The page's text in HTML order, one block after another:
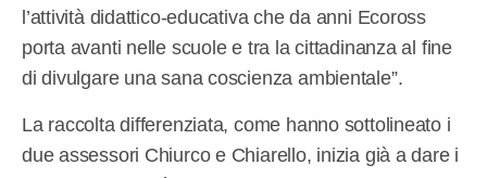
l’attività didattico-educativa che da anni Ecoross
porta avanti nelle scuole e tra la cittadinanza al fine
di divulgare una sana coscienza ambientale”.
La raccolta differenziata, come hanno sottolineato i
due assessori Chiurco e Chiarello, inizia già a dare i